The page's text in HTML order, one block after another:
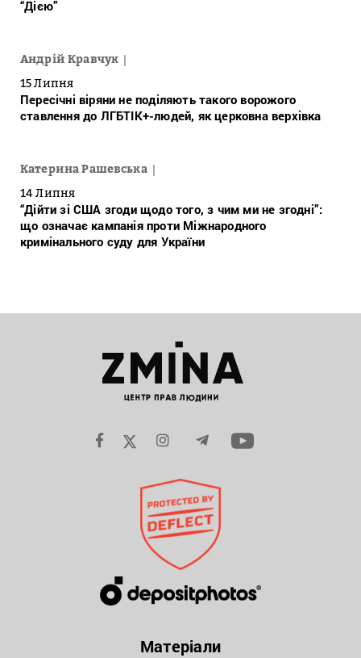
“Дією”
Андрій Кравчук
15 Липня
Пересічні віряни не поділяють такого ворожого
ставлення до ЛГБТІК+-людей, як церковна верхівка
Катерина Рашевська
14 Липня
“Дійти зі США згоди щодо того, з чим ми не згодні”:
що означає кампанія проти Міжнародного
кримінального суду для України
Матеріали